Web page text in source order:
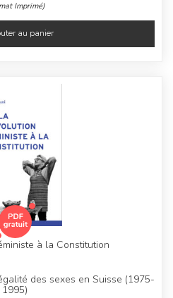
Imprimé)
au panier
à la Constitution
des sexes en Suisse (1975-
1995)